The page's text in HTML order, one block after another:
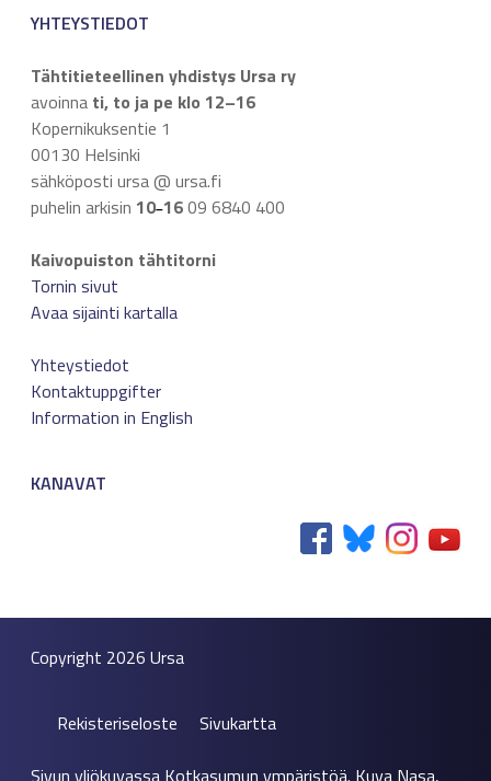
YHTEYSTIEDOT
Tähtitieteellinen yhdistys Ursa ry
avoinna ti, to ja pe klo 12–16
Kopernikuksentie 1
00130 Helsinki
sähköposti ursa @ ursa.fi
puhelin arkisin 10–1609 6840 400
Kaivopuiston tähtitorni
Tornin sivut
Avaa sijainti kartalla
Yhteystiedot
Kontaktuppgifter
Information in English
KANAVAT
Copyright 2026 Ursa
Rekisteriseloste
Sivukartta
Sivun yliökuvassa Kotkasumun ympäristöä. Kuva Nasa,